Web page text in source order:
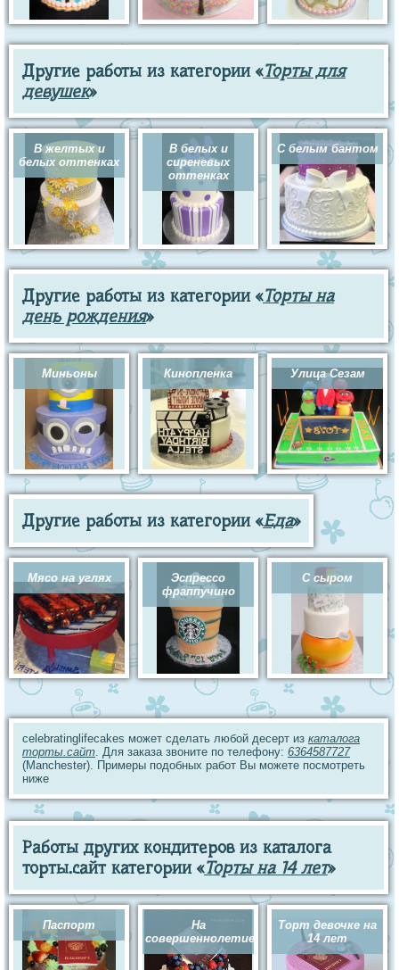
Другие работы из категории «Торты для
девушек»
В желтых и
белых оттенках
В белых и
сиреневых
оттенках
С белым бантом
Другие работы из категории «Торты на
день рождения»
Миньоны Кинопленка Улица Сезам
Другие работы из категории «Еда»
Мясо на углях
Эспрессо
фраппучино
С сыром
celebratinglifecakes может сделать любой десерт из каталога
торты.сайт. Для заказа звоните по телефону: 6364587727
(Manchester). Примеры подобных работ Вы можете посмотреть
ниже
Работы других кондитеров из каталога
торты.сайт категории «Торты на 14 лет»
Паспорт
На
совершеннолетие
Торт девочке на
14 лет